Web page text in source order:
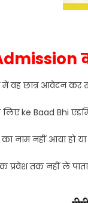
में वह छात्र आवेदन
ke Baad Bhi
का नाम नहीं आया
प्रवेश तक नहीं ले